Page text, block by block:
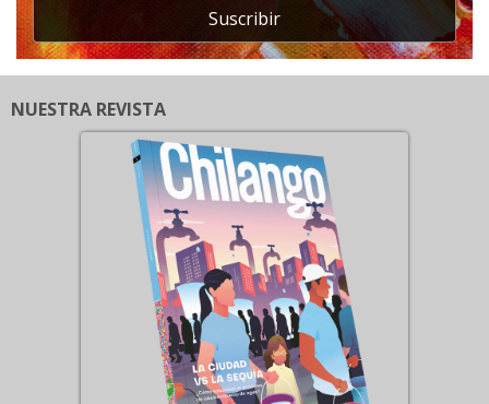
Suscribir
NUESTRA REVISTA